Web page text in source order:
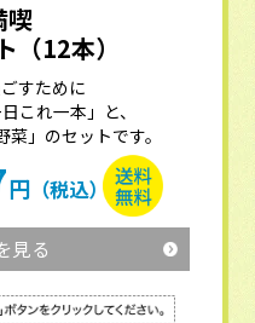
喫
（12本）
すために
これ一本」と、
」のセットです。
円（税込）
見る